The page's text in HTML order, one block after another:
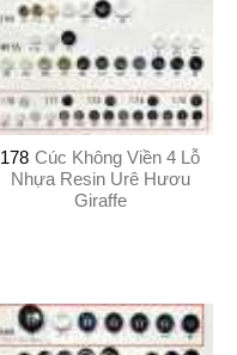
178 Cúc Không Viền 4 Lỗ
Nhựa Resin Urê Hươu
Giraffe